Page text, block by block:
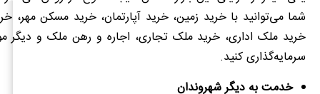
شما می‌توانید با خرید زمین، خرید آپارتمان، خرید مسکن مهر،
خرید ملک اداری، خرید ملک تجاری، اجاره و رهن ملک و دیگر
سرمایه‌گذاری کنید.
خدمت به دیگر شهروندان